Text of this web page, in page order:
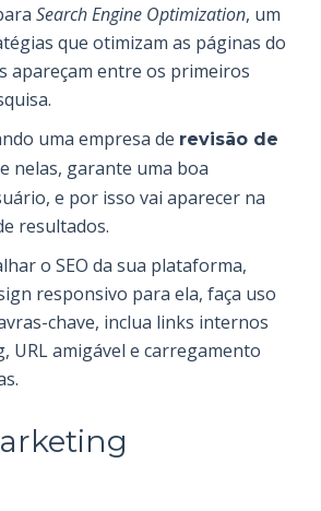
Search Engine Optimization, um
que otimizam as páginas do
apareçam entre os primeiros
uma empresa de revisão de
nelas, garante uma boa
e por isso vai aparecer na
resultados.
o SEO da sua plataforma,
responsivo para ela, faça uso
chave, inclua links internos
URL amigável e carregamento